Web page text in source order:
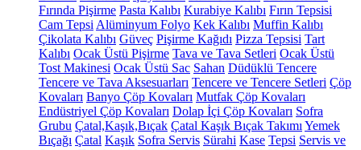
Fırında Pişirme Pasta Kalıbı Kurabiye Kalıbı Fırın Tepsisi
Cam Tepsi Alüminyum Folyo Kek Kalıbı Muffin Kalıbı
Çikolata Kalıbı Güveç Pişirme Kağıdı Pizza Tepsisi Tart
Kalıbı Ocak Üstü Pişirme Tava ve Tava Setleri Ocak Üstü
Tost Makinesi Ocak Üstü Sac Sahan Düdüklü Tencere
Tencere ve Tava Aksesuarları Tencere ve Tencere Setleri Çöp
Kovaları Banyo Çöp Kovaları Mutfak Çöp Kovaları
Endüstriyel Çöp Kovaları Dolap İçi Çöp Kovaları Sofra
Grubu Çatal,Kaşık,Bıçak Çatal Kaşık Bıçak Takımı Yemek
Bıçağı Çatal Kaşık Sofra Servis Sürahi Kase Tepsi Servis ve